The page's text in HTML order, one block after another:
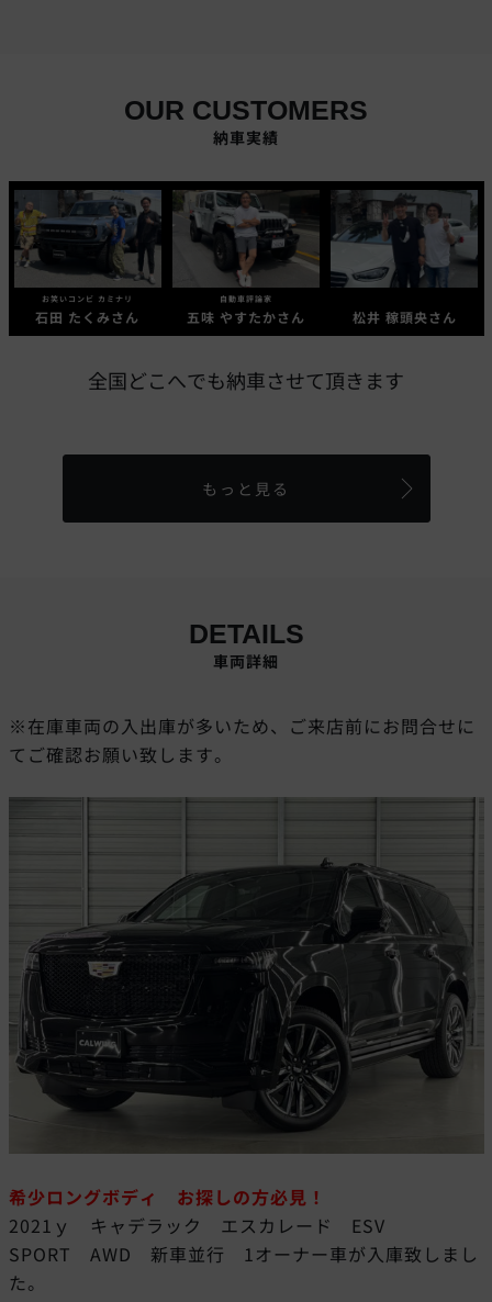
OUR CUSTOMERS
納車実績
お笑いコンビ カミナリ
石田 たくみさん
自動車評論家
五味 やすたかさん 松井 稼頭央さん
全国どこへでも納車させて頂きます
もっと見る
DETAILS
車両詳細
※在庫車両の入出庫が多いため、ご来店前にお問合せに
てご確認お願い致します。
希少ロングボディ お探しの方必見！
2021ｙ キャデラック エスカレード ESV
SPORT AWD 新車並行 1オーナー車が入庫致しまし
た。